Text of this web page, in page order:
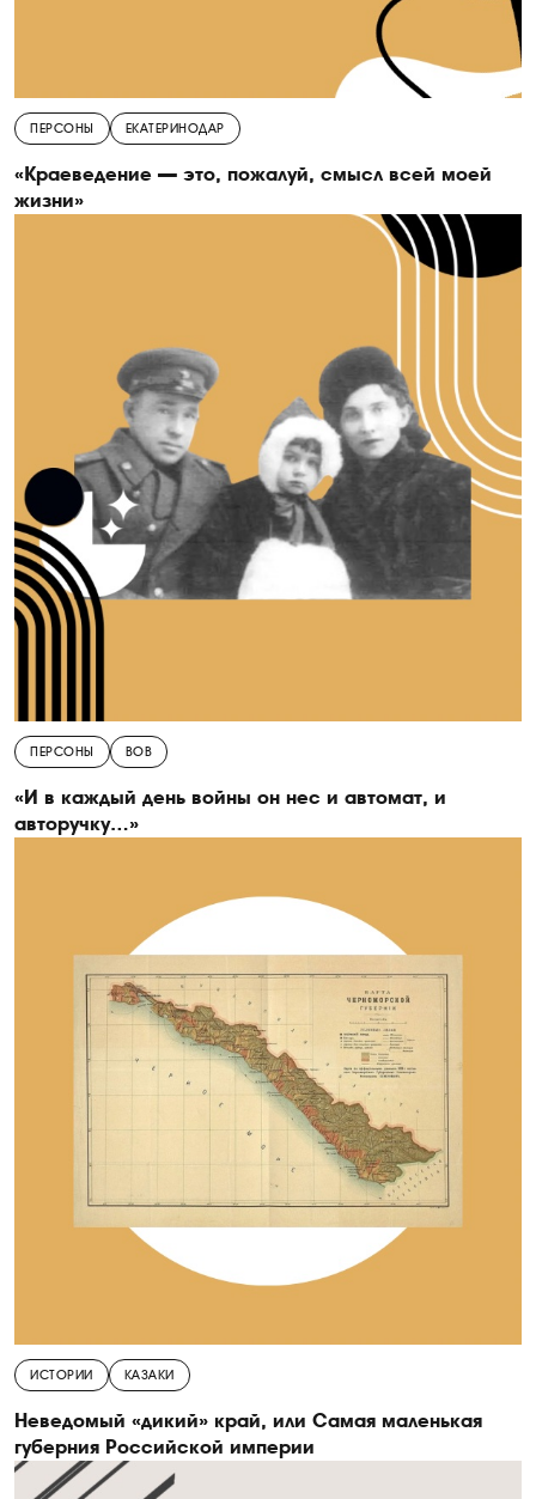
ПЕРСОНЫ ЕКАТЕРИНОДАР
«Краеведение — это, пожалуй, смысл всей моей
жизни»
ПЕРСОНЫ ВОВ
«И в каждый день войны он нес и автомат, и
авторучку…»
ИСТОРИИ КАЗАКИ
Неведомый «дикий» край, или Самая маленькая
губерния Российской империи